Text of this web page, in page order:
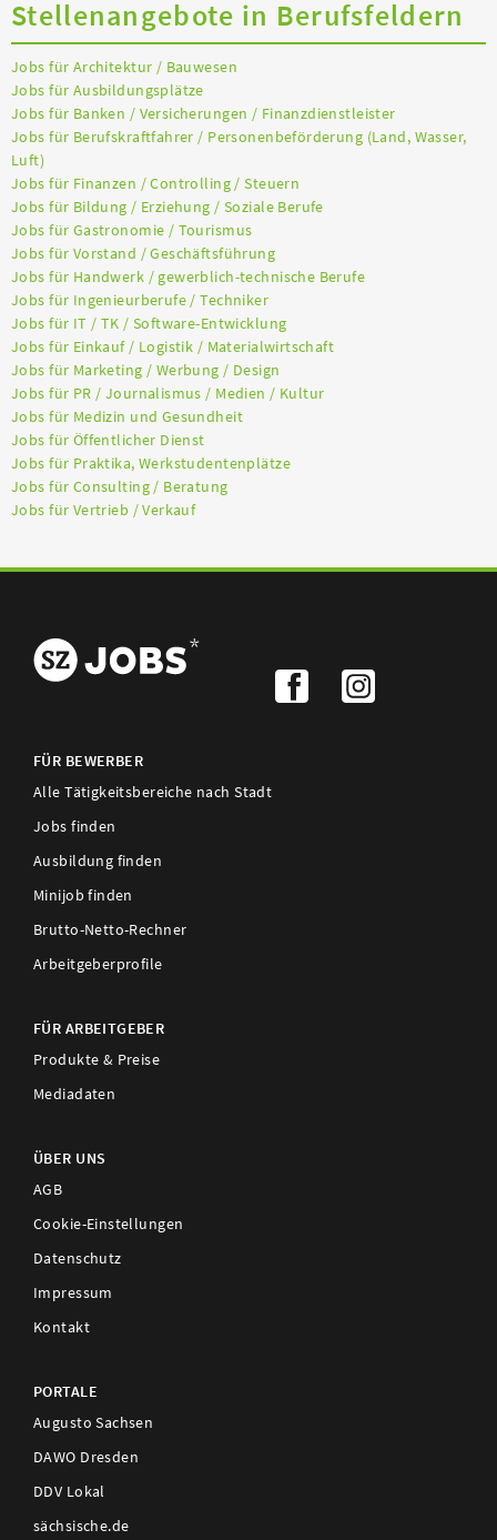
Stellenangebote in Berufsfeldern
Jobs für Architektur / Bauwesen
Jobs für Ausbildungsplätze
Jobs für Banken / Versicherungen / Finanzdienstleister
Jobs für Berufskraftfahrer / Personenbeförderung (Land, Wasser,
Luft)
Jobs für Finanzen / Controlling / Steuern
Jobs für Bildung / Erziehung / Soziale Berufe
Jobs für Gastronomie / Tourismus
Jobs für Vorstand / Geschäftsführung
Jobs für Handwerk / gewerblich-technische Berufe
Jobs für Ingenieurberufe / Techniker
Jobs für IT / TK / Software-Entwicklung
Jobs für Einkauf / Logistik / Materialwirtschaft
Jobs für Marketing / Werbung / Design
Jobs für PR / Journalismus / Medien / Kultur
Jobs für Medizin und Gesundheit
Jobs für Öffentlicher Dienst
Jobs für Praktika, Werkstudentenplätze
Jobs für Consulting / Beratung
Jobs für Vertrieb / Verkauf
FÜR BEWERBER
Alle Tätigkeitsbereiche nach Stadt
Jobs finden
Ausbildung finden
Minijob finden
Brutto-Netto-Rechner
Arbeitgeberprofile
FÜR ARBEITGEBER
Produkte & Preise
Mediadaten
ÜBER UNS
AGB
Cookie-Einstellungen
Datenschutz
Impressum
Kontakt
PORTALE
Augusto Sachsen
DAWO Dresden
DDV Lokal
sächsische.de